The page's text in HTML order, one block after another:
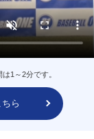
1～2分です。
ら